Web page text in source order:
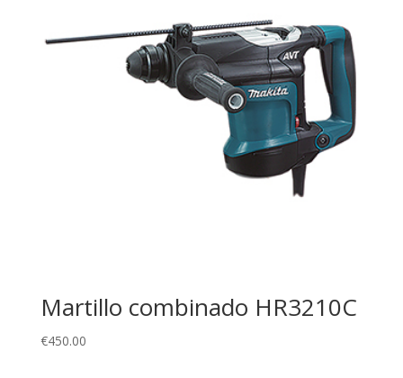
Martillo combinado HR3210C
€450.00